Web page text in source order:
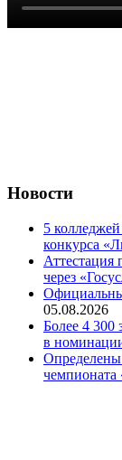
Новости
5
конкурса
Аттестация
через
05.08.2026
Более 4 300
в
чемпионата